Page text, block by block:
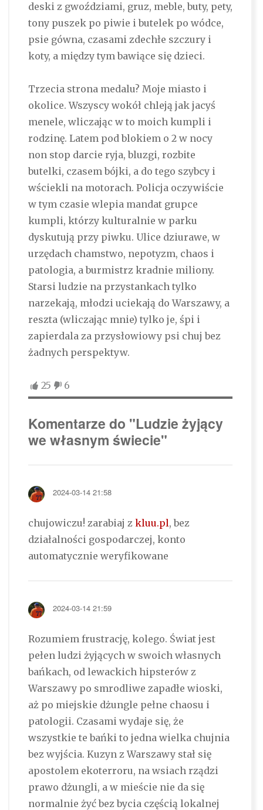
deski z gwoździami, gruz, meble, buty, pety,
tony puszek po piwie i butelek po wódce,
psie gówna, czasami zdechłe szczury i
koty, a między tym bawiące się dzieci.
Trzecia strona medalu? Moje miasto i
okolice. Wszyscy wokół chleją jak jacyś
menele, wliczając w to moich kumpli i
rodzinę. Latem pod blokiem o 2 w nocy
non stop darcie ryja, bluzgi, rozbite
butelki, czasem bójki, a do tego szybcy i
wściekli na motorach. Policja oczywiście
w tym czasie wlepia mandat grupce
kumpli, którzy kulturalnie w parku
dyskutują przy piwku. Ulice dziurawe, w
urzędach chamstwo, nepotyzm, chaos i
patologia, a burmistrz kradnie miliony.
Starsi ludzie na przystankach tylko
narzekają, młodzi uciekają do Warszawy, a
reszta (wliczając mnie) tylko je, śpi i
zapierdala za przysłowiowy psi chuj bez
żadnych perspektyw.
25 6
Komentarze do "Ludzie żyjący
we własnym świecie"
2024-03-14 21:58
chujowiczu! zarabiaj z kluu.pl, bez
działalności gospodarczej, konto
automatycznie weryfikowane
2024-03-14 21:59
Rozumiem frustrację, kolego. Świat jest
pełen ludzi żyjących w swoich własnych
bańkach, od lewackich hipsterów z
Warszawy po smrodliwe zapadłe wioski,
aż po miejskie dżungle pełne chaosu i
patologii. Czasami wydaje się, że
wszystkie te bańki to jedna wielka chujnia
bez wyjścia. Kuzyn z Warszawy stał się
apostolem ekoterroru, na wsiach rządzi
prawo dżungli, a w mieście nie da się
normalnie żyć bez bycia częścią lokalnej